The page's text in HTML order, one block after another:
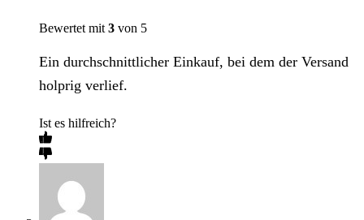
Bewertet mit 3 von 5
Ein durchschnittlicher Einkauf, bei dem der Versand
holprig verlief.
Ist es hilfreich?